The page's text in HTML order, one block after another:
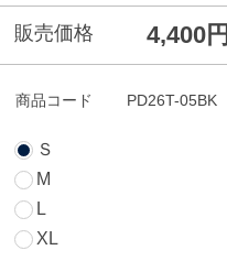
販売価格 4,400円
商品コード PD26T-05BK
Ｓ
M
L
XL